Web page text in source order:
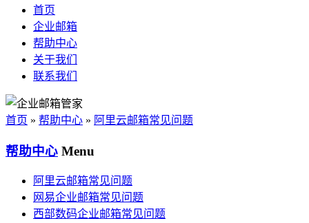
首页
企业邮箱
帮助中心
关于我们
联系我们
首页 » 帮助中心 » 阿里云邮箱常见问题
帮助中心 Menu
阿里云邮箱常见问题
网易企业邮箱常见问题
西部数码企业邮箱常见问题